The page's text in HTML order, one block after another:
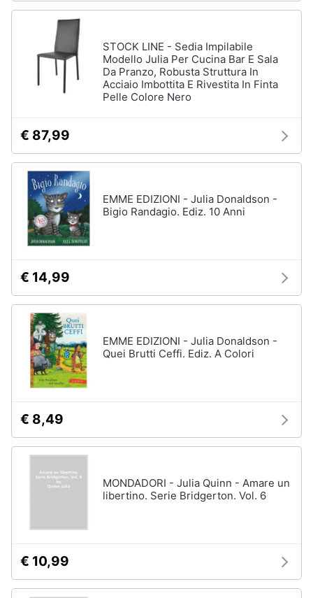
STOCK LINE - Sedia Impilabile
Modello Julia Per Cucina Bar E Sala
Da Pranzo, Robusta Struttura In
Acciaio Imbottita E Rivestita In Finta
Pelle Colore Nero
€ 87,99
EMME EDIZIONI - Julia Donaldson -
Bigio Randagio. Ediz. 10 Anni
€ 14,99
EMME EDIZIONI - Julia Donaldson -
Quei Brutti Ceffi. Ediz. A Colori
€ 8,49
MONDADORI - Julia Quinn - Amare un
libertino. Serie Bridgerton. Vol. 6
€ 10,99